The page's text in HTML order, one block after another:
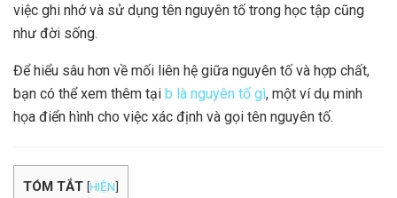
việc ghi nhớ và sử dụng tên nguyên tố trong học tập cũng
như đời sống.
Để hiểu sâu hơn về mối liên hệ giữa nguyên tố và hợp chất,
bạn có thể xem thêm tại b là nguyên tố gì, một ví dụ minh
họa điển hình cho việc xác định và gọi tên nguyên tố.
TÓM TẮT [HIỆN]